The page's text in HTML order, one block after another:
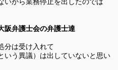
阪弁護士会の弁護士達
分は受け入れて
いう異議）は出していないと思い